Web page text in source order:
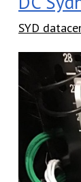
SYD